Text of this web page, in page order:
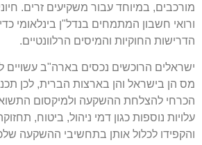
מורכבים, במיוחד עבור משקיעים זרים.
ורואי חשבון המתמחים בנדל"ן בינלאומי
הדרישות החוקיות והמיסים הרלוונטיים.
ישראלים הרוכשים נכסים בארה"ב עשויים
מס הן בישראל והן בארצות הברית, לכן
הכרחי להצלחת ההשקעה ולמיקסום
עלויות נוספות כגון דמי ניהול, ביטוח,
והקפידו לכלול אותן בתחשיבי ההשקעה